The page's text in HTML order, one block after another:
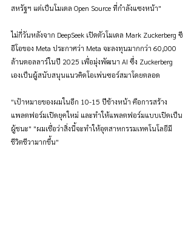
สหรัฐฯ แต่เป็นโมเดล Open Source ที่กำลังแซงหน้า"
ไม่กี่วันหลังจาก DeepSeek เปิดตัวโมเดล Mark Zuckerberg ซี
อีโอของ Meta ประกาศว่า Meta จะลงทุนมากกว่า 60,000
ล้านดอลลาร์ในปี 2025 เพื่อมุ่งพัฒนา AI ซึ่ง Zuckerberg
เองเป็นผู้สนับสนุนแนวคิดโอเพ่นซอร์สมาโดยตลอด
"เป้าหมายของผมในอีก 10-15 ปีข้างหน้า คือการสร้าง
แพลตฟอร์มเปิดยุคใหม่ และทำให้แพลตฟอร์มแบบเปิดเป็น
ผู้ชนะ" "ผมเชื่อว่าสิ่งนี้จะทำให้อุตสาหกรรมเทคโนโลยีมี
ชีวิตชีวามากขึ้น"